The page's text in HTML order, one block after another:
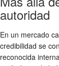
autoridad
En un mercado
credibilidad se
reconocida